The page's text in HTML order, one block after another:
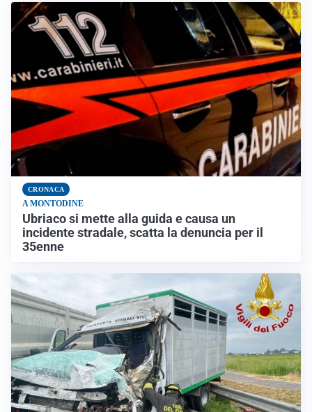
CRONACA
A MONTODINE
Ubriaco si mette alla guida e causa un
incidente stradale, scatta la denuncia per il
35enne